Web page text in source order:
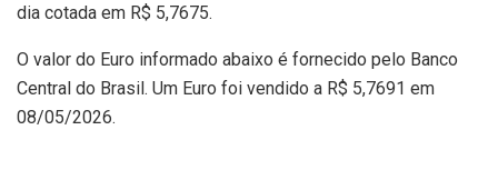
dia cotada em R$ 5,7675.
O valor do Euro informado abaixo é fornecido pelo Banco
Central do Brasil. Um Euro foi vendido a R$ 5,7691 em
08/05/2026.